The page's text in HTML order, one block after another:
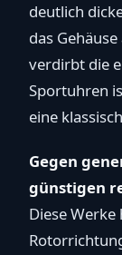
deutlich
das
verdirbt die
Sportuhren
eine
Gegen
günstigen
Diese